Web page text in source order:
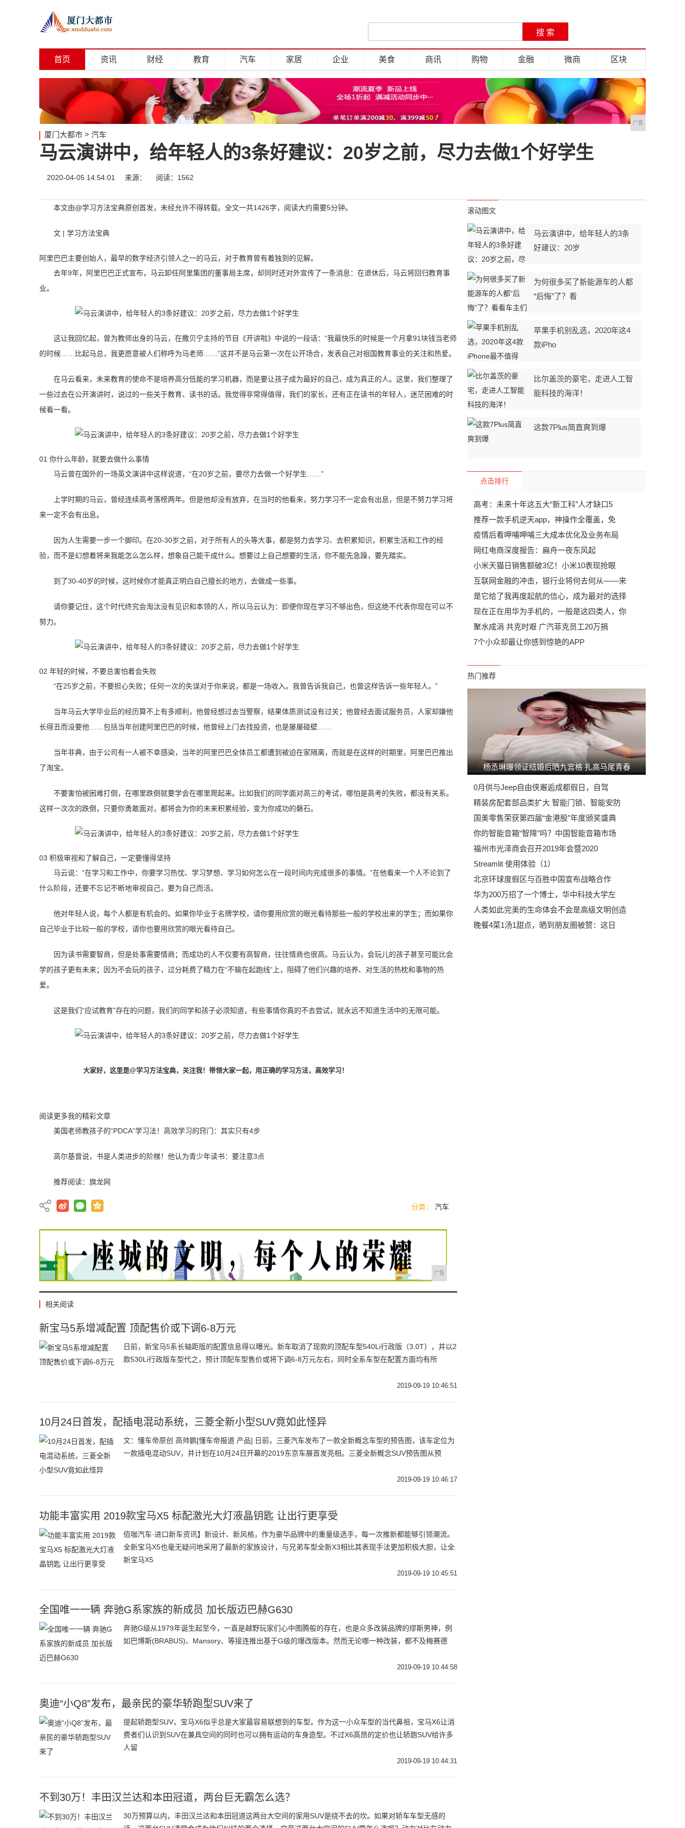
首页 资讯 财经 教育 汽车 家居 企业 美食 商讯 购物 金融 微商 区块
广告
厦门大都市 > 汽车
马云演讲中，给年轻人的3条好建议：20岁之前，尽力去做1个好学生
2020-04-05 14:54:01 来源： 阅读：1562
本文由@学习方法宝典原创首发，未经允许不得转载。全文一共1426字，阅读大约需要5分钟。
文 | 学习方法宝典
阿里巴巴主要创始人，最早的数字经济引领人之一的马云，对于教育曾有着独到的见解。
去年9年，阿里巴巴正式宣布，马云卸任阿里集团的董事局主席，却同时还对外宣传了一条消息：在退休后，马云将回归教育事
业。
这让我回忆起，曾为教师出身的马云，在撒贝宁主持的节目《开讲啦》中说的一段话：“我最快乐的时候是一个月拿91块钱当老师
的时候……比起马总，我更愿意被人们称呼为马老师……”这并不是马云第一次在公开场合，发表自己对祖国教育事业的关注和热爱。
在马云看来，未来教育的使命不是培养高分低能的学习机器，而是要让孩子成为最好的自己，成为真正的人。这里，我们整理了
一些过去在公开演讲时，说过的一些关于教育、读书的话。我觉得非常得值得，我们的家长，还有正在读书的年轻人，迷茫困难的时
候看一看。
01 你什么年龄，就要去做什么事情
马云曾在国外的一场英文演讲中这样说道，“在20岁之前，要尽力去做一个好学生……”
上学时期的马云，曾经连续高考落榜两年。但是他却没有放弃，在当时的他看来，努力学习不一定会有出息，但是不努力学习将
来一定不会有出息。
因为人生需要一步一个脚印。在20-30岁之前，对于所有人的头等大事，都是努力去学习、去积累知识，积累生活和工作的经
验，而不是幻想着将来我能怎么怎么样，想象自己能干成什么。想要过上自己想要的生活，你不能先急躁，要先踏实。
到了30-40岁的时候，这时候你才能真正明白自己擅长的地方，去做成一些事。
请你要记住，这个时代终究会淘汰没有见识和本领的人，所以马云认为：即便你现在学习不够出色，但这绝不代表你现在可以不
努力。
02 年轻的时候，不要总害怕着会失败
“在25岁之前，不要担心失败；任何一次的失误对于你来说，都是一场收入。我曾告诉我自己，也曾这样告诉一些年轻人。”
当年马云大学毕业后的经历算不上有多顺利，他曾经想过去当警察，结果体质测试没有过关；他曾经去面试服务员，人家却嫌他
长得丑而没要他……包括当年创建阿里巴巴的时候，他曾经上门去找投资，也是屡屡碰壁……
当年非典，由于公司有一人被不幸感染，当年的阿里巴巴全体员工都遭到被迫在家隔离，而就是在这样的时期里，阿里巴巴推出
了淘宝。
不要害怕被困难打倒，在哪里跌倒就要学会在哪里爬起来。比如我们的同学面对高三的考试，哪怕是高考的失败，都没有关系。
这样一次次的跌倒，只要你勇敢面对，都将会为你的未来积累经验，变为你成功的磐石。
03 积极审视和了解自己，一定要懂得坚持
马云说：“在学习和工作中，你要学习热忱、学习梦想、学习如何怎么在一段时间内完成很多的事情。”在他看来一个人不论到了
什么阶段，还要不忘记不断地审视自己，要为自己而活。
他对年轻人说，每个人都是有机会的。如果你毕业于名牌学校，请你要用欣赏的眼光看待那些一般的学校出来的学生；而如果你
自己毕业于比较一般的学校，请你也要用欣赏的眼光看待自己。
因为读书需要智商，但是处事需要情商；而成功的人不仅要有高智商，往往情商也很高。马云认为，会玩儿的孩子甚至可能比会
学的孩子更有未来；因为不会玩的孩子，过分耗费了精力在“不输在起跑线”上，阻碍了他们兴趣的培养、对生活的热枕和事物的热
爱。
这是我们“应试教育”存在的问题，我们的同学和孩子必须知道，有些事情你真的不去尝试，就永远不知道生活中的无限可能。
大家好，这里是@学习方法宝典，关注我！带领大家一起，用正确的学习方法，高效学习！
阅读更多我的精彩文章
美国老师教孩子的“PDCA”学习法！高效学习的窍门：其实只有4步
高尔基曾说，书是人类进步的阶梯！他认为青少年读书：要注意3点
推荐阅读： 旗龙网
分类： 汽车
广告
相关阅读
新宝马5系增减配置 顶配售价或下调6-8万元
日前，新宝马5系长轴距版的配置信息得以曝光。新车取消了现款的顶配车型540Li行政版（3.0T），并以2
款530Li行政版车型代之，预计顶配车型售价或将下调6-8万元左右，同时全系车型在配置方面均有所
2019-09-19 10:46:51
10月24日首发，配插电混动系统，三菱全新小型SUV竟如此怪异
文：懂车帝原创 高帅鹏[懂车帝报道 产品] 日前，三菱汽车发布了一款全新概念车型的预告图，该车定位为
一款插电混动SUV，并计划在10月24日开幕的2019东京车展首发亮相。三菱全新概念SUV预告图从预
2019-09-19 10:46:17
功能丰富实用 2019款宝马X5 标配激光大灯液晶钥匙 让出行更享受
佰咖汽车·进口新车资讯】新设计、新风格，作为豪华品牌中的重量级选手，每一次推新都能够引领潮流。
全新宝马X5也毫无疑问地采用了最新的家族设计，与兄弟车型全新X3相比其表现手法更加积极大胆，让全
新宝马X5
2019-09-19 10:45:51
全国唯一一辆 奔驰G系家族的新成员 加长版迈巴赫G630
奔驰G级从1979年诞生起至今，一直是越野玩家们心中图腾般的存在，也是众多改装品牌的缪斯男神，例
如巴博斯(BRABUS)、Mansory、等接连推出基于G级的爆改版本。然而无论哪一种改装，都不及梅赛德
2019-09-19 10:44:58
奥迪“小Q8”发布，最亲民的豪华轿跑型SUV来了
提起轿跑型SUV，宝马X6似乎总是大家最容易联想到的车型。作为这一小众车型的当代鼻祖，宝马X6让消
费者们认识到SUV在兼具空间的同时也可以拥有运动的车身造型。不过X6高昂的定价也让轿跑SUV给许多
人留
2019-09-19 10:44:31
不到30万！丰田汉兰达和本田冠道，两台巨无霸怎么选？
30万预算以内，丰田汉兰达和本田冠道这两台大空间的家用SUV是绕不去的坎。如果对轿车车型无感的
滚动图文
马云演讲中，给年轻人的3条
好建议：20岁
为何很多买了新能源车的人都
“后悔”了？看
苹果手机别乱选，2020年这4
款iPho
比尔盖茨的豪宅，走进人工智
能科技的海洋！
这款7Plus简直爽到爆
点击排行
高考：未来十年这五大“新工科”人才缺口5
推荐一款手机逆天app，神操作全覆盖，免
疫情后看呷哺呷哺三大成本优化及业务布局
网红电商深度报告：扁舟一夜东风起
小米天猫日销售额破3亿！小米10表现抢眼
互联网金融的冲击，银行业将何去何从——来
是它给了我再度起航的信心，成为最对的选择
现在正在用华为手机的，一般是这四类人，你
聚水成涓 共克时艰 广汽菲克员工20万捐
7个小众却最让你感到惊艳的APP
热门推荐
杨丞琳曝领证结婚后晒九宫格 扎高马尾青春
0月供与Jeep自由侠邂逅成都假日，自驾
精装房配套部品类扩大 智能门锁、智能安防
国美零售荣获第四届“金港股”年度颁奖盛典
你的智能音箱“智障”吗？中国智能音箱市场
福州市光泽商会召开2019年会暨2020
Streamlit 使用体验（1）
北京环球度假区与百胜中国宣布战略合作
华为200万招了一个博士，华中科技大学左
人类如此完美的生命体会不会是高级文明创造
晚餐4菜1汤1甜点，晒到朋友圈被赞：这日